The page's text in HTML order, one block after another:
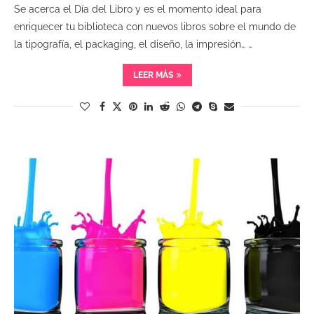
Se acerca el Día del Libro y es el momento ideal para
enriquecer tu biblioteca con nuevos libros sobre el mundo de
la tipografía, el packaging, el diseño, la impresión… …
LEER MÁS